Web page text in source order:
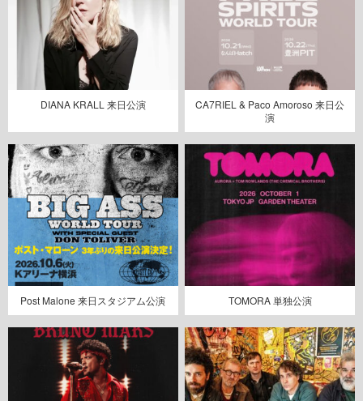
DIANA KRALL 来日公演
CA7RIEL & Paco Amoroso 来日公
演
Post Malone 来日スタジアム公演 TOMORA 単独公演